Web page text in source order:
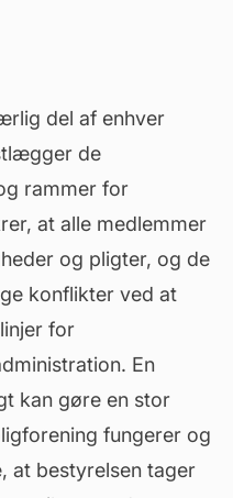
del af enhver
de
rammer for
at alle medlemmer
og pligter, og de
konflikter ved at
for
En
kan gøre en stor
fungerer og
at bestyrelsen tager